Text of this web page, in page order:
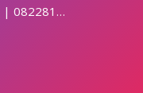
| 082281779727 KLINIK ABORSI DI MALANG